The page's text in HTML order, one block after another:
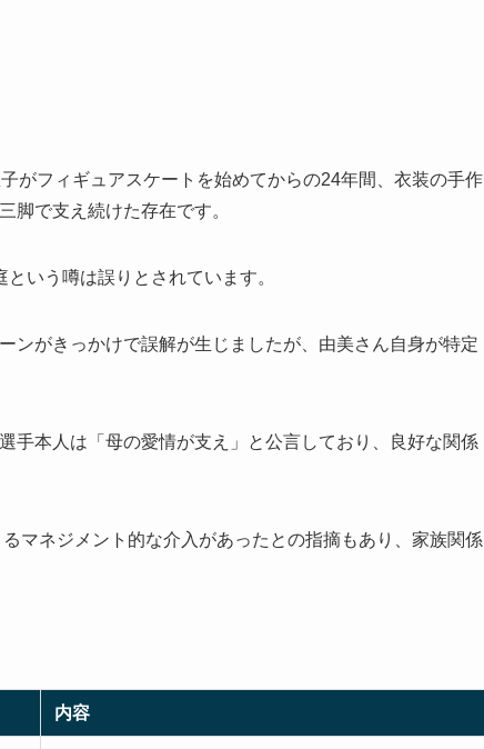
がフィギュアスケートを始めてからの24年間、衣装の手作
脚で支え続けた存在です。
いう噂は誤りとされています。
ンがきっかけで誤解が生じましたが、由美さん自身が特定
手本人は「母の愛情が支え」と公言しており、良好な関係
マネジメント的な介入があったとの指摘もあり、家族関係
内容